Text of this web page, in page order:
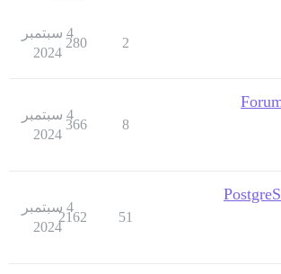
2
280
4 سبتمبر
2024
8
366
4 سبتمبر
2024
51
2162
4 سبتمبر
2024